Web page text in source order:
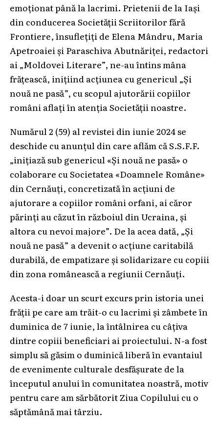
emoționat până la lacrimi. Prietenii de la Iași
din conducerea Societății Scriitorilor fără
Frontiere, însuflețiți de Elena Mândru, Maria
Apetroaiei și Paraschiva Abutnăriței, redactori
ai „Moldovei Literare”, ne-au întins mâna
frățească, inițiind acțiunea cu genericul „Și
nouă ne pasă”, cu scopul ajutorării copiilor
români aflați în atenția Societății noastre.
Numărul 2 (59) al revistei din iunie 2024 se
deschide cu anunțul din care aflăm că S.S.F.F.
„inițiază sub genericul «Și nouă ne pasă» o
colaborare cu Societatea «Doamnele Române»
din Cernăuți, concretizată în acțiuni de
ajutorare a copiilor români orfani, ai căror
părinți au căzut în războiul din Ucraina, și
altora cu nevoi majore”. De la acea dată, „Și
nouă ne pasă” a devenit o acțiune caritabilă
durabilă, de empatizare și solidarizare cu copiii
din zona românească a regiunii Cernăuți.
Acesta-i doar un scurt excurs prin istoria unei
frății pe care am trăit-o cu lacrimi și zâmbete în
duminica de 7 iunie, la întâlnirea cu câțiva
dintre copiii beneficiari ai proiectului. N-a fost
simplu să găsim o duminică liberă în evantaiul
de evenimente culturale desfășurate de la
începutul anului în comunitatea noastră, motiv
pentru care am sărbătorit Ziua Copilului cu o
săptămână mai târziu.